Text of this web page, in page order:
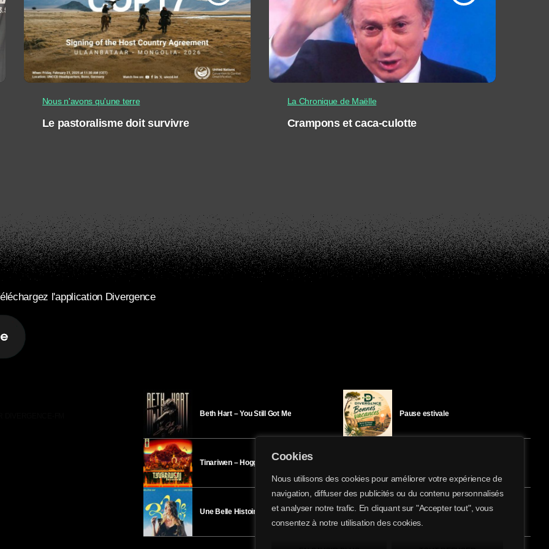
Cookies
Nous utilisons des cookies pour améliorer votre expérience de
navigation, diffuser des publicités ou du contenu personnalisés
et analyser notre trafic. En cliquant sur "Accepter tout", vous
consentez à notre utilisation des cookies.
share
email
Nous n'avons qu'une terre
Le pastoralisme doit survivre
La Chronique de Maëlle
Crampons et caca-culotte
l'application Divergence
Beth Hart – You Still Got Me
Tinariwen – Hoggar
Une Belle Histoire – Héloïse Bay
Pause estivale
Ici l’Ombre – mardi 28 juillet